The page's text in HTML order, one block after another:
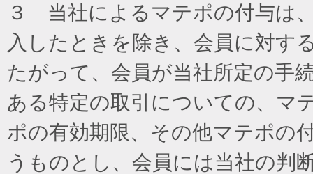
３ 当社によるマテポの付与は
入したときを除き、会員に対す
たがって、会員が当社所定の手
ある特定の取引についての、マ
ポの有効期限、その他マテポの
うものとし、会員には当社の判